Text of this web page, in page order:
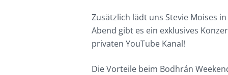
Zusätzlich lädt uns Stevie Moises
Abend gibt es ein exklusives
privaten YouTube Kanal!
Die Vorteile beim Bodhrán